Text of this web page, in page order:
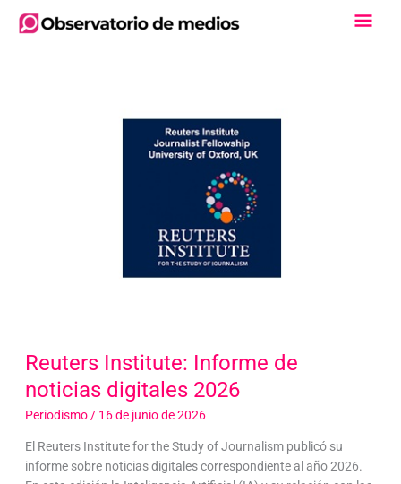
Reuters Institute: Informe de
noticias digitales 2026
Periodismo/ 16 de junio de 2026
El Reuters Institute for the Study of Journalism publicó su
informe sobre noticias digitales correspondiente al año 2026.